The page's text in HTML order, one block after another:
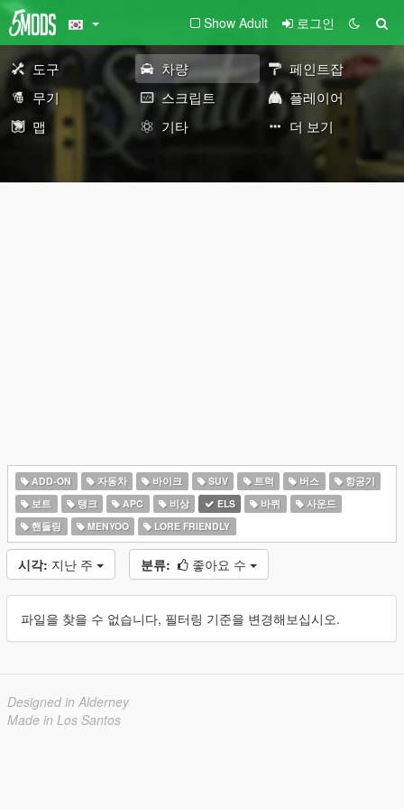
Show Adult 로그인
도구 차량
페인트잡
무기
스크립트
플레이어
맵
기타 더 보기
ADD-ON 자동차 바이크 SUV 트럭 버스
항공기
보트
탱크 APC 비상 ELS 바퀴
사운드
핸들링
MENYOO LORE FRIENDLY
시각: 지난 주 분류: 좋아요 수
파일을 찾을 수 없습니다, 필터링 기준을 변경해보십시오.
Designed in Alderney
Made in Los Santos